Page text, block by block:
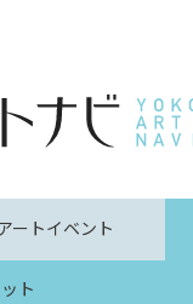
ートイベント
ト